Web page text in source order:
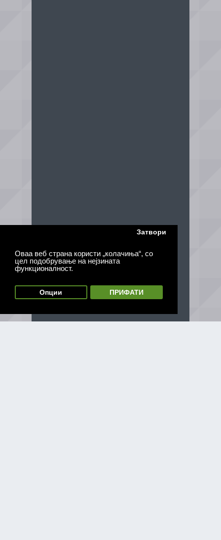
Оваа веб страна користи „колачиња“, со
цел подобрување на нејзината
функционалност.
Затвори
Опции ПРИФАТИ